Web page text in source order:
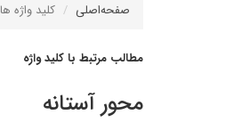
صفحه‌اصلی کلید واژه ها
مطالب مرتبط با کلید واژه
محور آستانه